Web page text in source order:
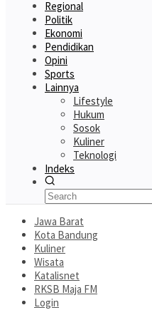
Regional
Politik
Ekonomi
Pendidikan
Opini
Sports
Lainnya
Lifestyle
Hukum
Sosok
Kuliner
Teknologi
Indeks
Jawa Barat
Kota Bandung
Kuliner
Wisata
Katalisnet
RKSB Maja FM
Login